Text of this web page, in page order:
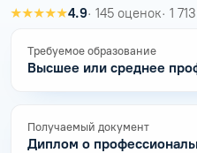
★★★★★4.9· 145 оценок· 1
Требуемое образование
Высшее или среднее
Получаемый документ
Диплом о